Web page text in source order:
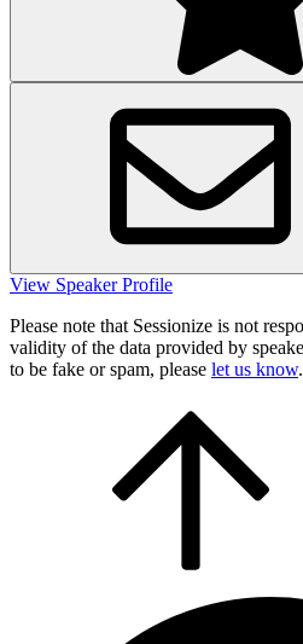
View Speaker Profile
Please note that Sessionize is not
validity of the data provided by
to be fake or spam, please let us know.